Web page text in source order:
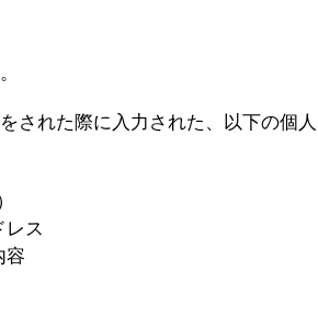
された際に入力された、以下の個人
レス
容